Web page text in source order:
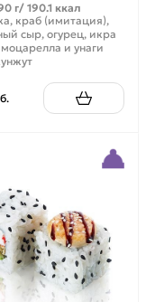
г/ 190.1 ккал
краб (имитация),
сыр, огурец, икра
моцарелла и унаги